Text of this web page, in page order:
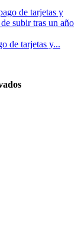
de tarjetas y...